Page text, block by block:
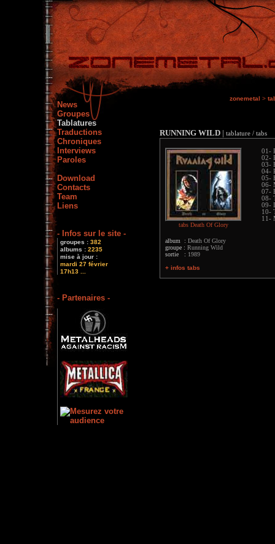
News
Groupes
Tablatures
Traductions
Chroniques
Interviews
Paroles
Download
Contacts
Team
Liens
- Infos sur le site -
groupes : 382
albums : 2235
mise à jour :
mardi 27 février
17h13 ...
- Partenaires -
zonemetal >
RUNNING WILD | tablature / tabs
tabs Death Of Glory
album : Death Of Glory
groupe : Running Wild
sortie : 1989
+ infos tabs
01-
02-
03-
04-
05-
06-
07-
08-
09-
10-
11-